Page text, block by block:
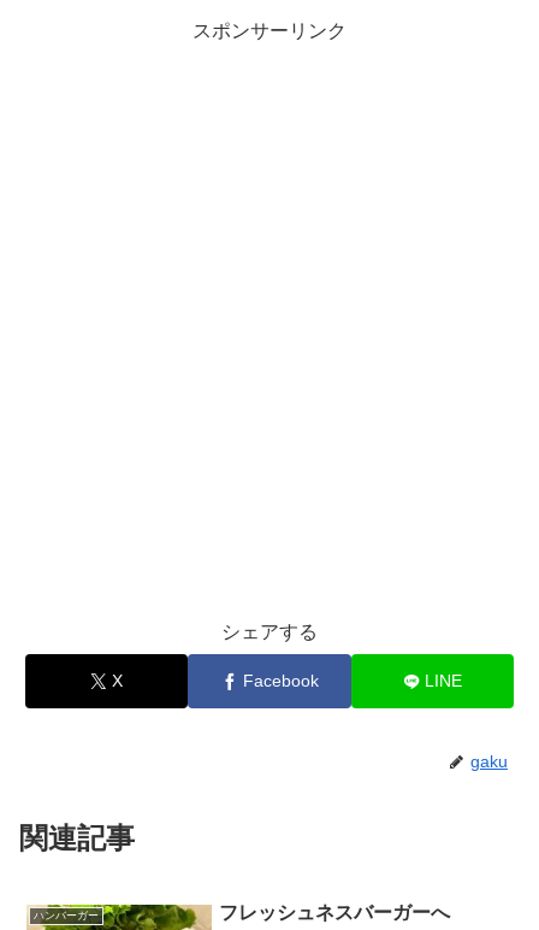
スポンサーリンク
シェアする
X Facebook LINE
gaku
関連記事
ハンバーガー フレッシュネスバーガーへ